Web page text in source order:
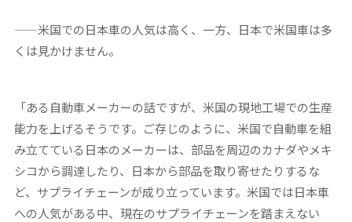
——米国での日本車の人気は高く、一方、日本で米国車は多
くは見かけません。
「ある自動車メーカーの話ですが、米国の現地工場での生産
能力を上げるそうです。ご存じのように、米国で自動車を組
み立てている日本のメーカーは、部品を周辺のカナダやメキ
シコから調達したり、日本から部品を取り寄せたりするな
ど、サプライチェーンが成り立っています。米国では日本車
への人気がある中、現在のサプライチェーンを踏まえない